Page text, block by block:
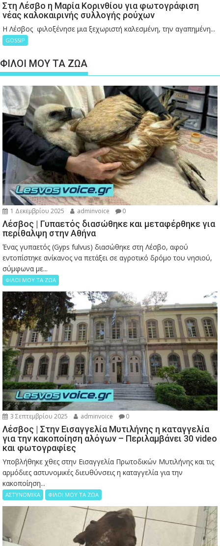
Στη Λέσβο η Μαρία Κορινθίου για φωτογράφιση
νέας καλοκαιρινής συλλογής ρούχων
Η Λέσβος φιλοξένησε μια ξεχωριστή καλεσμένη, την αγαπημένη...
GOSSIP
ΦΙΛΟΙ ΜΟΥ ΤΑ ΖΩΑ
1 Δεκεμβρίου 2025 adminvoice 0
Λέσβος | Γυπαετός διασώθηκε και μεταφέρθηκε για
περίθαλψη στην Αθήνα
Ένας γυπαετός (Gyps fulvus) διασώθηκε στη Λέσβο, αφού
εντοπίστηκε ανίκανος να πετάξει σε αγροτικό δρόμο του νησιού,
σύμφωνα με...
ΦΙΛΟΙ ΜΟΥ ΤΑ ΖΩΑ
3 Σεπτεμβρίου 2025 adminvoice 0
Λέσβος | Στην Εισαγγελία Μυτιλήνης η καταγγελία
για την κακοποίηση αλόγων – Περιλαμβάνει 30 video
και φωτογραφίες
Υποβλήθηκε χθες στην Εισαγγελία Πρωτοδικών Μυτιλήνης και τις
αρμόδιες αστυνομικές διευθύνσεις η καταγγελία για την
κακοποίηση...
ΑΣΤΥΝΟΜΙΚΑ ΦΙΛΟΙ ΜΟΥ ΤΑ ΖΩΑ